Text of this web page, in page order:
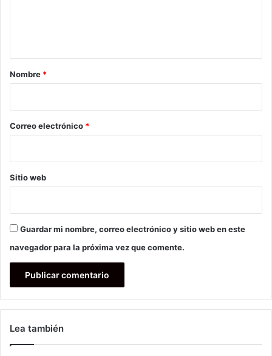
r
*
Nombre *
Correo electrónico *
Sitio web
Guardar mi nombre, correo electrónico y sitio web en este
navegador para la próxima vez que comente.
Lea también